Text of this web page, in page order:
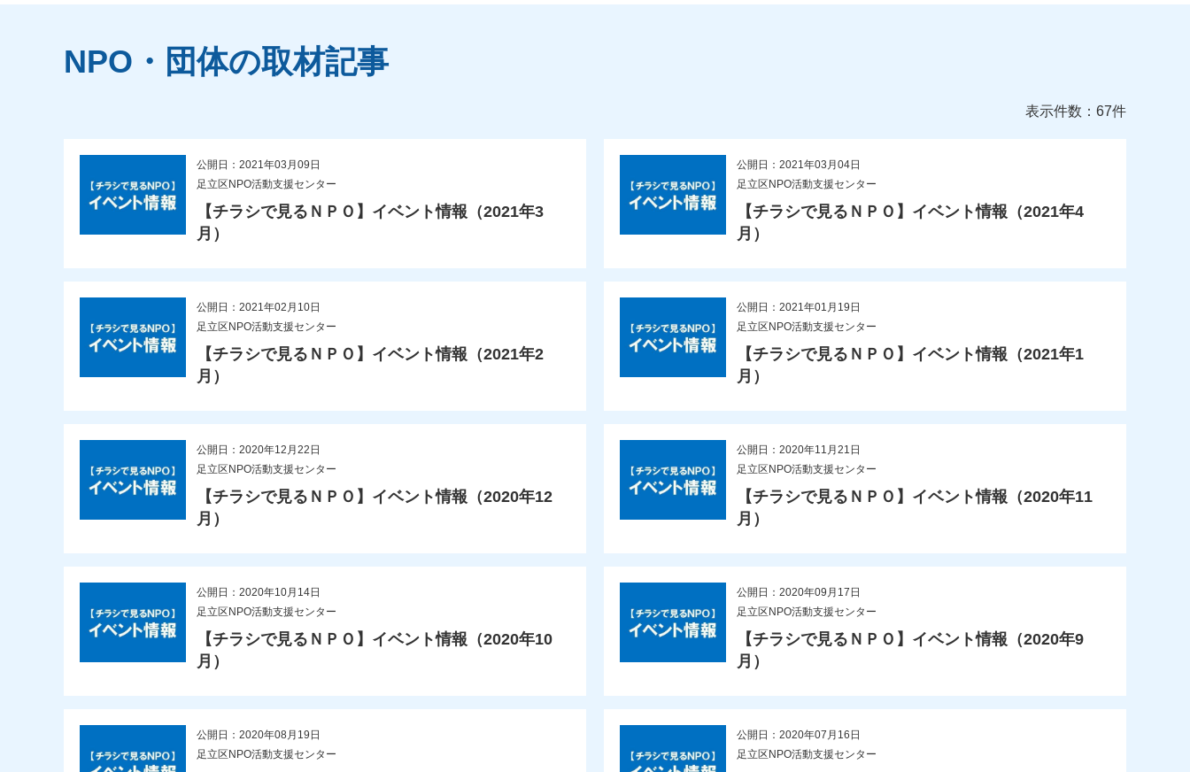
NPO・団体の取材記事
表示件数：67件
公開日：2021年03月09日
足立区NPO活動支援センター
【チラシで見るＮＰＯ】イベント情報（2021年3
月）
公開日：2021年03月04日
足立区NPO活動支援センター
【チラシで見るＮＰＯ】イベント情報（2021年4
月）
公開日：2021年02月10日
足立区NPO活動支援センター
【チラシで見るＮＰＯ】イベント情報（2021年2
月）
公開日：2021年01月19日
足立区NPO活動支援センター
【チラシで見るＮＰＯ】イベント情報（2021年1
月）
公開日：2020年12月22日
足立区NPO活動支援センター
【チラシで見るＮＰＯ】イベント情報（2020年12
月）
公開日：2020年11月21日
足立区NPO活動支援センター
【チラシで見るＮＰＯ】イベント情報（2020年11
月）
公開日：2020年10月14日
足立区NPO活動支援センター
【チラシで見るＮＰＯ】イベント情報（2020年10
月）
公開日：2020年09月17日
足立区NPO活動支援センター
【チラシで見るＮＰＯ】イベント情報（2020年9
月）
公開日：2020年08月19日
足立区NPO活動支援センター
公開日：2020年07月16日
足立区NPO活動支援センター